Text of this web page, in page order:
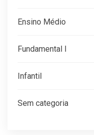
Ensino Médio
Fundamental I
Infantil
Sem categoria